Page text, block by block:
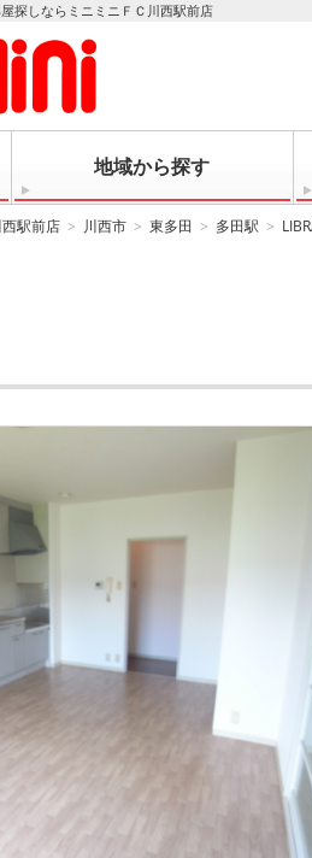
探しならミニミニＦＣ川西駅前店
地域から探す
駅前店 川西市 東多田 多田駅